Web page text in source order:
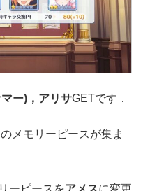
ー)，アリサGETです．
メモリーピースが集ま